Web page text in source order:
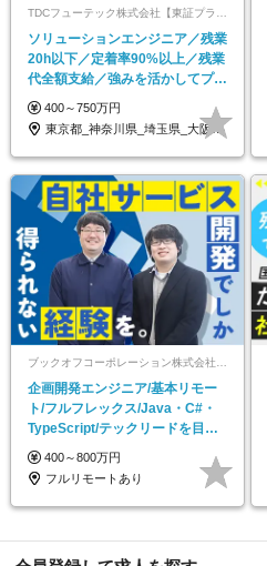
TDCフューテック株式会社【東証プライム市場TDCグループ】
ソリューションエンジニア／残業
20h以下／定着率90%以上／残業
代全額⽀給／強みを活かしてプロ
ジェクトの顔へ
400～750万円
東京都_神奈川県_埼玉県_大阪府_新潟県
企画開発エンジニア/基本リモー
ト/フルフレックス/Java・C#・
TypeScript/テックリードを目指
せる
400～800万円
フルリモートあり